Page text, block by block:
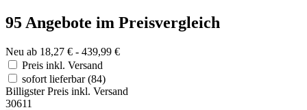
95 Angebote im Preisvergleich
Neu ab 18,27 € - 439,99 €
Preis inkl. Versand
sofort lieferbar(84)
Billigster Preis inkl. Versand
30611